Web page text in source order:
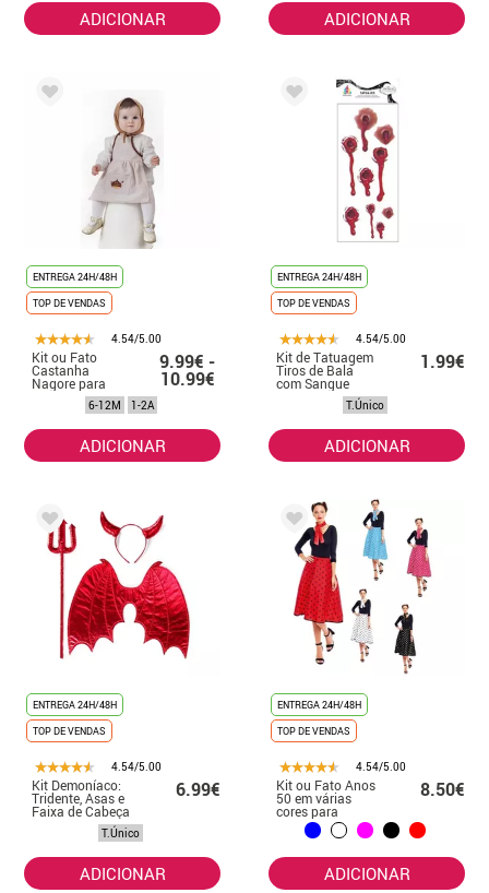
ADICIONAR ADICIONAR
ENTREGA 24H/48H
TOP DE VENDAS
4.54/5.00
Kit ou Fato
Castanha
Nagore para
bebé: Avental e
9.99€ -
10.99€
6-12M 1-2A
ADICIONAR
ENTREGA 24H/48H
TOP DE VENDAS
4.54/5.00
Kit de Tatuagem
Tiros de Bala
com Sangue
1.99€
T.Único
ADICIONAR
ENTREGA 24H/48H
TOP DE VENDAS
4.54/5.00
Kit Demoníaco:
Tridente, Asas e
Faixa de Cabeça
6.99€
T.Único
ADICIONAR
ENTREGA 24H/48H
TOP DE VENDAS
4.54/5.00
Kit ou Fato Anos
50 em várias
cores para
mulher: Saia e
Cachecol
8.50€
ADICIONAR